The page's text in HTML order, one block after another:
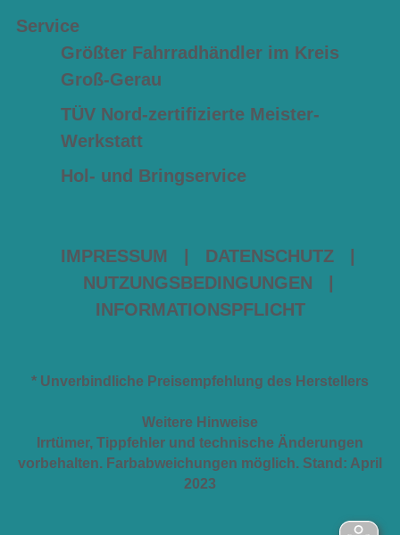
Service
Größter Fahrradhändler im Kreis
Groß-Gerau
TÜV Nord-zertifizierte Meister-
Werkstatt
Hol- und Bringservice
IMPRESSUM DATENSCHUTZ
NUTZUNGSBEDINGUNGEN
INFORMATIONSPFLICHT
* Unverbindliche Preisempfehlung des Herstellers
Weitere Hinweise
Irrtümer, Tippfehler und technische Änderungen
vorbehalten. Farbabweichungen möglich. Stand: April
2023